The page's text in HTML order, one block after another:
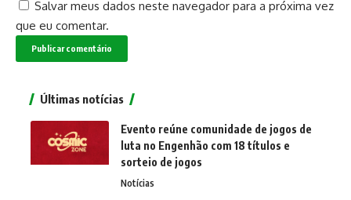
Salvar meus dados neste navegador para a próxima vez
que eu comentar.
Últimas notícias
Evento reúne comunidade de jogos de
luta no Engenhão com 18 títulos e
sorteio de jogos
Notícias